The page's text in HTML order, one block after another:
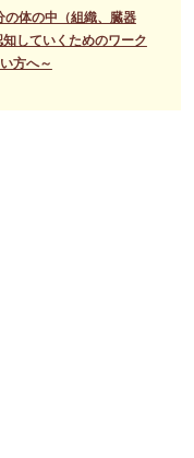
体の中（組織、臓器
していくためのワーク
方へ～